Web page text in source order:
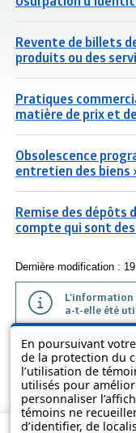
En poursuivant
de la protection du
l’utilisation de
utilisés pour
personnaliser
témoins ne
d’identifier, de
Revente de billets
produits ou des
Pratiques
matière de prix et
Obsolescence
entretien des biens
Remise des dépôts
compte qui sont
Dernière modification :
L'information
a-t-elle été
L'information présentée
favoriser la
et des règlements.